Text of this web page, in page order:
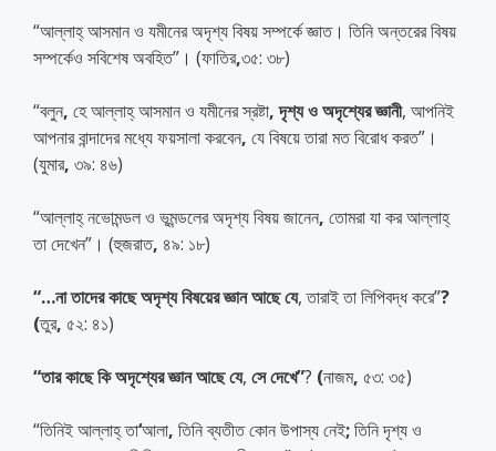
“আল্লাহ্ আসমান ও যমীনের অদৃশ্য বিষয় সম্পর্কে জ্ঞাত। তিনি অন্তরের বিষয়
সম্পর্কেও সবিশেষ অবহিত”। (ফাতির,৩৫: ৩৮)
“বলুন, হে আল্লাহ্ আসমান ও যমীনের স্রষ্টা,দৃশ্যওঅদৃশ্যেরজ্ঞানী, আপনিই
আপনার বান্দাদের মধ্যে ফয়সালা করবেন, যে বিষয়ে তারা মত বিরোধ করত”।
(যুমার, ৩৯: ৪৬)
“আল্লাহ্ নভোমন্ডল ও ভূমন্ডলের অদৃশ্য বিষয় জানেন, তোমরা যা কর আল্লাহ্
তা দেখেন”। (হুজরাত, ৪৯: ১৮)
“…নাতাদেরকাছেঅদৃশ্যবিষয়েরজ্ঞানআছেযে, তারাই তা লিপিবদ্ধ করে”?
(তুর, ৫২: ৪১)
“তারকাছেকিঅদৃশ্যেরজ্ঞানআছেযে, সেদেখে”? (নাজম, ৫৩: ৩৫)
“তিনিই আল্লাহ্ তা‘আলা, তিনি ব্যতীত কোন উপাস্য নেই;তিনি দৃশ্য ও